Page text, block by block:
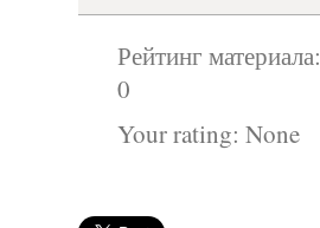
Рейтинг материала:
0
Your rating: None